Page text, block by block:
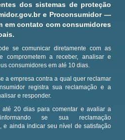
dos sistemas de proteção
e Proconsumidor —
em contato com consumidores
se comunicar diretamente com as
comprometem a receber, analisar e
consumidores em até 10 dias.
a empresa contra a qual quer reclamar
registra sua reclamação e a
e responder.
até 20 dias para comentar e avaliar a
se sua reclamação
e ainda indicar seu nível de satisfação